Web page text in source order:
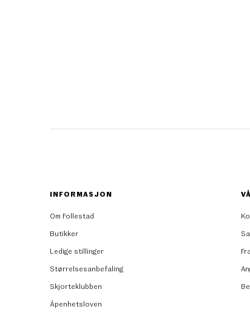
INFORMASJON
Om Follestad
Butikker
Ledige stillinger
Størrelsesanbefaling
Skjorteklubben
Åpenhetsloven